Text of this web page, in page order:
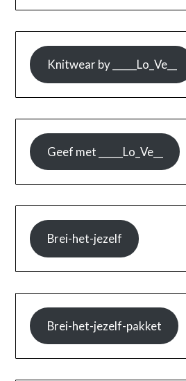
Knitwear by _____Lo_Ve__
Geef met _____Lo_Ve__
Brei-het-jezelf
Brei-het-jezelf-pakket